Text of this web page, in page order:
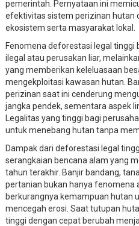
pemerintah. Pernyataan ini
efektivitas sistem perizinan hutan
ekosistem serta masyarakat lokal.
Fenomena deforestasi legal
ilegal atau perusakan liar,
yang memberikan keleluasaan
mengekploitasi kawasan hutan.
perizinan saat ini cenderung
jangka pendek, sementara aspek
Legalitas yang tinggi bagi
untuk menebang hutan tanpa
Dampak dari deforestasi legal
serangkaian bencana alam yang
tahun terakhir. Banjir bandang,
pertanian bukan hanya fenomena
berkurangnya kemampuan hutan
mencegah erosi. Saat tutupan
tinggi dengan cepat berubah